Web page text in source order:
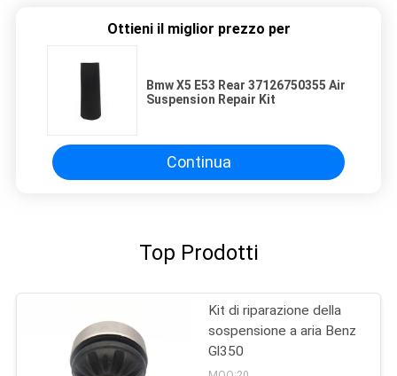
Ottieni il miglior prezzo per
Bmw X5 E53 Rear 37126750355 Air
Suspension Repair Kit
Continua
Top Prodotti
Kit di riparazione della
sospensione a aria Benz
Gl350